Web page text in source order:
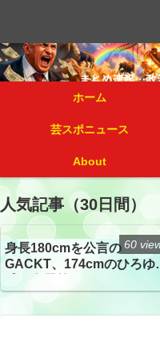
ホーム
芸スポニュース
About
人気記事（30日間）
身長180cmを公言の
GACKT、174cmのひろゆ
トざわつき イベントでの
真が話題
60